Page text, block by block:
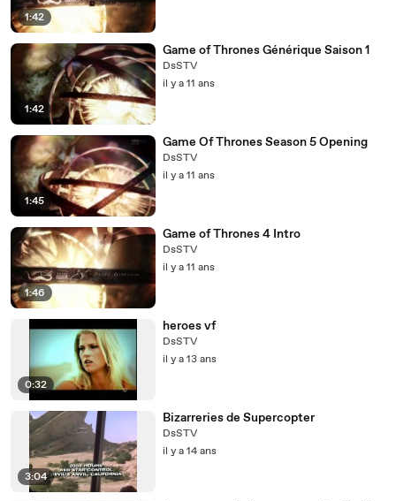
1:42
1:42
Game of Thrones Générique Saison 1
DsSTV
il y a 11 ans
1:45
Game Of Thrones Season 5 Opening
DsSTV
il y a 11 ans
1:46
Game of Thrones 4 Intro
DsSTV
il y a 11 ans
0:32
heroes vf
DsSTV
il y a 13 ans
3:04
Bizarreries de Supercopter
DsSTV
il y a 14 ans